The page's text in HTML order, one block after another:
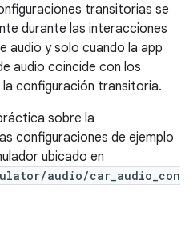
transitorias se
durante las interacciones
audio y solo cuando la app
audio coincide con los
configuración transitoria.
sobre la
configuraciones de ejemplo
ubicado en
audio/car_audio_con